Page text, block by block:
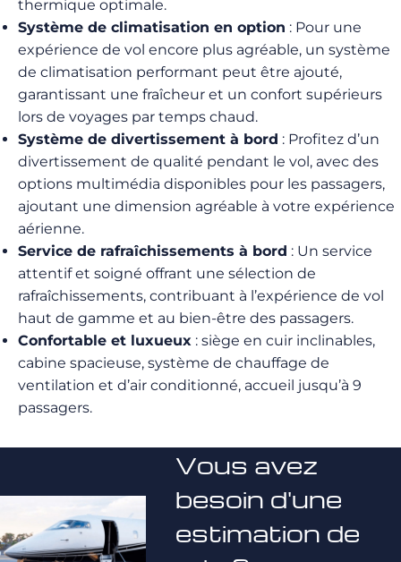
thermique optimale.
Système de climatisation en option : Pour une
expérience de vol encore plus agréable, un système
de climatisation performant peut être ajouté,
garantissant une fraîcheur et un confort supérieurs
lors de voyages par temps chaud.
Système de divertissement à bord : Profitez d’un
divertissement de qualité pendant le vol, avec des
options multimédia disponibles pour les passagers,
ajoutant une dimension agréable à votre expérience
aérienne.
Service de rafraîchissements à bord : Un service
attentif et soigné offrant une sélection de
rafraîchissements, contribuant à l’expérience de vol
haut de gamme et au bien-être des passagers.
Confortable et luxueux : siège en cuir inclinables,
cabine spacieuse, système de chauffage de
ventilation et d’air conditionné, accueil jusqu’à 9
passagers.
Vous avez
besoin d'une
estimation de